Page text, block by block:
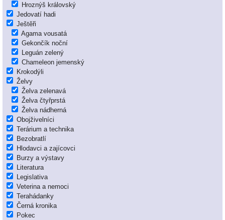
Hroznýš královský
Jedovatí hadi
Ještěři
Agama vousatá
Gekončík noční
Leguán zelený
Chameleon jemenský
Krokodýli
Želvy
Želva zelenavá
Želva čtyřprstá
Želva nádherná
Obojživelníci
Terárium a technika
Bezobratlí
Hlodavci a zajícovci
Burzy a výstavy
Literatura
Legislativa
Veterina a nemoci
Terahádanky
Černá kronika
Pokec